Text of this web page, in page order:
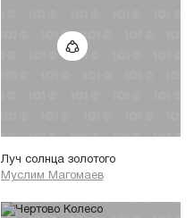
Луч солнца золотого
Муслим Магомаев